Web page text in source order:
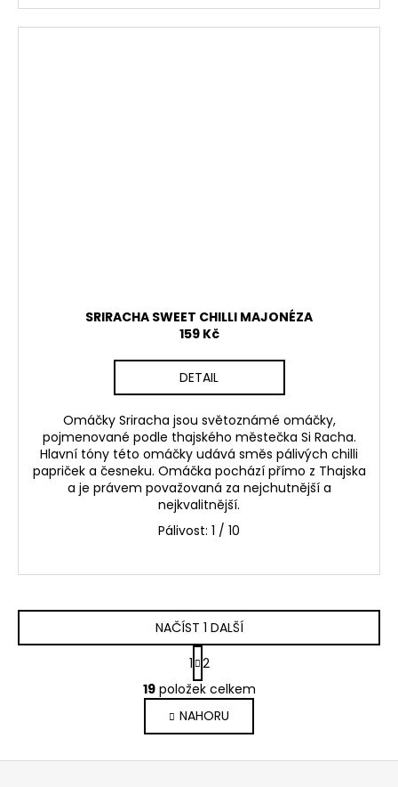
SRIRACHA SWEET CHILLI MAJONÉZA
159 Kč
DETAIL
Omáčky Sriracha jsou světoznámé omáčky,
pojmenované podle thajského městečka Si Racha.
Hlavní tóny této omáčky udává směs pálivých chilli
papriček a česneku. Omáčka pochází přímo z Thajska
a je právem považovaná za nejchutnější a
nejkvalitnější.
Pálivost: 1 / 10
O
v
l
á
d
NAČÍST 1 DALŠÍ
S
t
r
á
n
k
1 2
19položek celkem
NAHORU
Z